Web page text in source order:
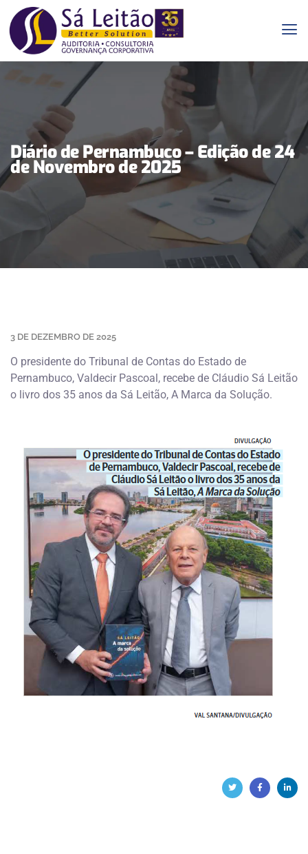
Diário de Pernambuco – Edição de 24
de Novembro de 2025
3 DE DEZEMBRO DE 2025
O presidente do Tribunal de Contas do Estado de
Pernambuco, Valdecir Pascoal, recebe de Cláudio Sá Leitão
o livro dos 35 anos da Sá Leitão, A Marca da Solução.